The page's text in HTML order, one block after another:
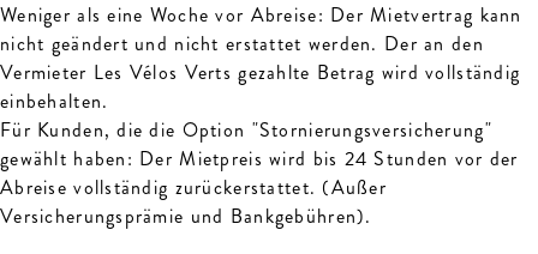
Weniger als eine Woche vor Abreise: Der Mietvertrag kann
nicht geändert und nicht erstattet werden. Der an den
Vermieter Les Vélos Verts gezahlte Betrag wird vollständig
einbehalten.
Für Kunden, die die Option "Stornierungsversicherung"
gewählt haben: Der Mietpreis wird bis 24 Stunden vor der
Abreise vollständig zurückerstattet. (Außer
Versicherungsprämie und Bankgebühren).